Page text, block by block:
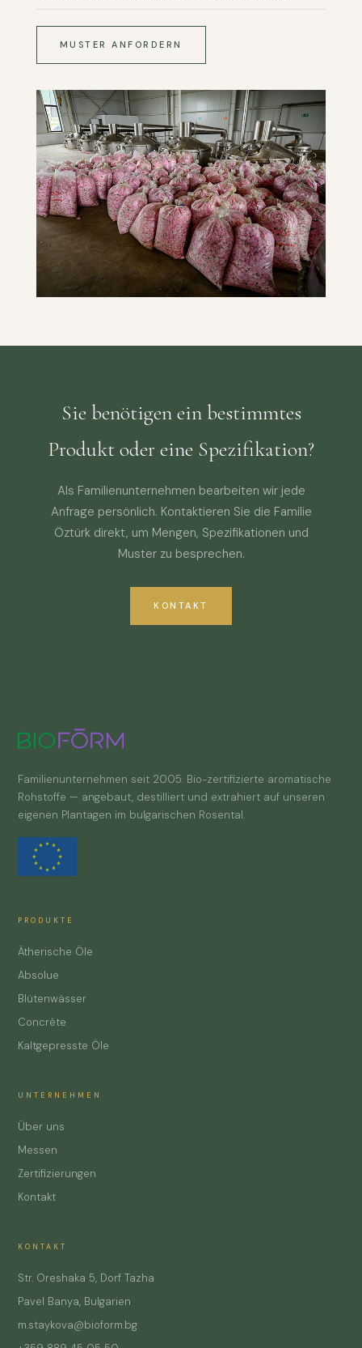
MUSTER ANFORDERN
Sie benötigen ein bestimmtes
Produkt oder eine Spezifikation?
Als Familienunternehmen bearbeiten wir jede
Anfrage persönlich. Kontaktieren Sie die Familie
Öztürk direkt, um Mengen, Spezifikationen und
Muster zu besprechen.
KONTAKT
Familienunternehmen seit 2005. Bio-zertifizierte aromatische
Rohstoffe — angebaut, destilliert und extrahiert auf unseren
eigenen Plantagen im bulgarischen Rosental.
PRODUKTE
Ätherische Öle
Absolue
Blütenwässer
Concrète
Kaltgepresste Öle
UNTERNEHMEN
Über uns
Messen
Zertifizierungen
Kontakt
KONTAKT
Str. Oreshaka 5, Dorf Tazha
Pavel Banya, Bulgarien
m.staykova@bioform.bg